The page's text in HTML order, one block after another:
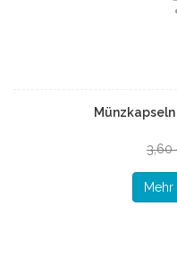
3,60